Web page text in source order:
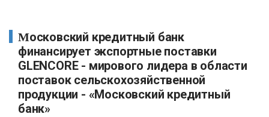
Московский кредитный банк
финансирует экспортные поставки
GLENCORE - мирового лидера в области
поставок сельскохозяйственной
продукции - «Московский кредитный
банк»